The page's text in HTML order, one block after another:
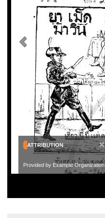
ATTRIBUTION ×
Provided by Example Organization